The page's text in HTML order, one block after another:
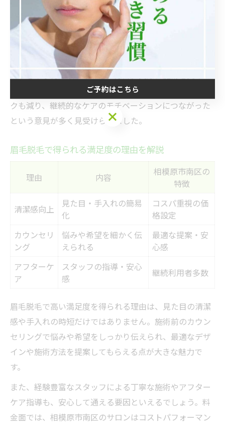
れています。特に仕事やプライベートで人と接する機会
が多い方には、日々の手間が減る点が高評価です。
さらに、「眉毛サロン メンズ 町田」など近隣エリアのサ
ロンと比較しても、神奈川県相模原市南区の店舗は通い
やすさや予約の取りやすさで好評。実際に施術を受けた
後は、自己処理の際に起こりがちな肌荒れや失敗のリス
クも減り、継続的なケアのモチベーションにつながった
という意見が多く見受けられました。
眉毛脱毛で得られる満足度の理由を解説
理由 内容
相模原市南区の
特徴
清潔感向上
見た目・手入れの簡易
化
コスパ重視の価
格設定
カウンセリ
ング
悩みや希望を細かく伝
えられる
最適な提案・安
心感
アフターケ
ア
スタッフの指導・安心
感
継続利用者多数
眉毛脱毛で高い満足度を得られる理由は、見た目の清潔
感や手入れの時短だけではありません。施術前のカウン
セリングで悩みや希望をしっかり伝えられ、最適なデザ
インや施術方法を提案してもらえる点が大きな魅力で
す。
また、経験豊富なスタッフによる丁寧な施術やアフター
ケア指導も、安心して通える要因といえるでしょう。料
金面では、相模原市南区のサロンはコストパフォーマン
ご予約はこちら
ご予約はこちら